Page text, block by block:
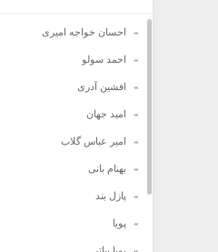
احسان خواجه امیری
احمد سولو
افشین آدری
امید جهان
امیر عباس گلاب
بهنام بانی
پازل بند
پویا